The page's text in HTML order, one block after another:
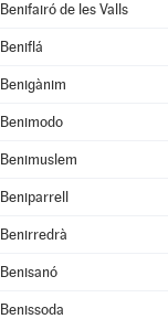
Benifairó de les Valls
Beniflá
Benigànim
Benimodo
Benimuslem
Beniparrell
Benirredrà
Benisanó
Benissoda